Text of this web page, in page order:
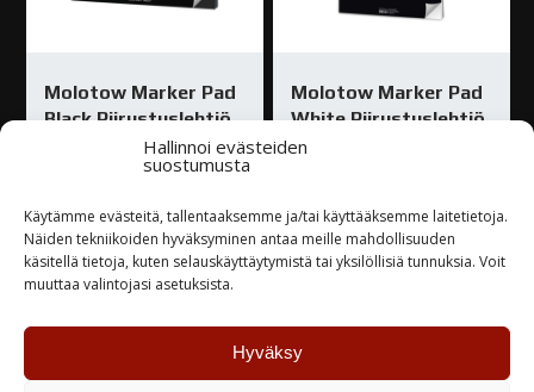
Hallinnoi evästeiden
suostumusta
Käytämme evästeitä, tallentaaksemme ja/tai käyttääksemme laitetietoja.
Näiden tekniikoiden hyväksyminen antaa meille mahdollisuuden
käsitellä tietoja, kuten selauskäyttäytymistä tai yksilöllisiä tunnuksia. Voit
muuttaa valintojasi asetuksista.
Hyväksy
Molotow Marker Pad
Black Piirustuslehtiö
A4 Landscape
Varastossa
Molotow Marker Pad
White Piirustuslehtiö
A4 Landscape
Varastossa